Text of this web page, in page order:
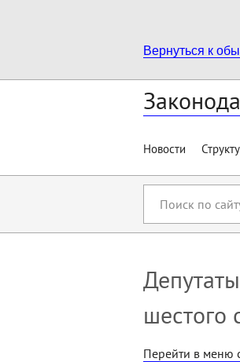
Вернуться к
Новости
сайту
шестого
Перейти в меню